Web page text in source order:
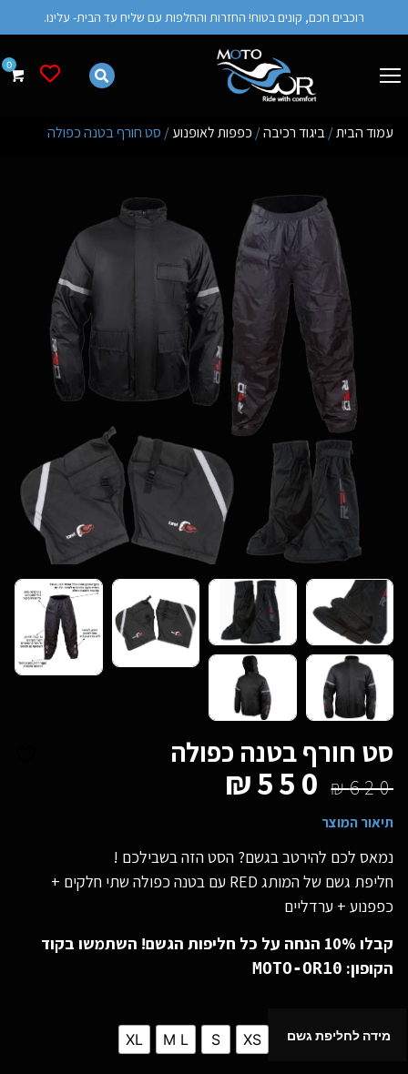
רוכבים חכם, קונים בטוח! החזרות והחלפות עם שליח עד הבית- עלינו.
רשימת
עמוד הבית/ביגוד רכיבה/ כפפות לאופנוע/ סט חורף בטנה כפולה
סט חורף בטנה כפולה
₪620
₪550
תיאור המוצר
נמאס לכם להירטב בגשם? הסט הזה בשבילכם !
חליפת גשם של המותג RED עם בטנה כפולה שתי חלקים +
כפפנוע + ערדליים
קבלו 10% הנחה על כל חליפות הגשם! השתמשו בקוד
הקופון: MOTO-OR10
מידה לחליפת גשם XS
S
M L
XL